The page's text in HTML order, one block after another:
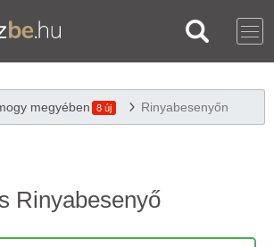
megyében 8 új Rinyabesenyőn
Rinyabesenyő